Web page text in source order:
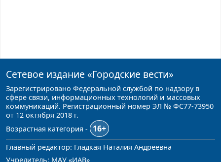
Сетевое издание «Городские вести»
Зарегистрировано Федеральной службой по надзору в
сфере связи, информационных технологий и массовых
коммуникаций. Регистрационный номер ЭЛ № ФС77-73950
от 12 октября 2018 г.
Возрастная категория -
16+
Главный редактор: Гладкая Наталия Андреевна
Учредитель: МАУ «ИАВ»